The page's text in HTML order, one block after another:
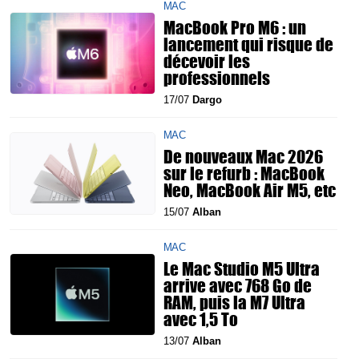
MAC
MacBook Pro M6 : un
lancement qui risque de
décevoir les
professionnels
17/07 Dargo
MAC
De nouveaux Mac 2026
sur le refurb : MacBook
Neo, MacBook Air M5, etc
15/07 Alban
MAC
Le Mac Studio M5 Ultra
arrive avec 768 Go de
RAM, puis la M7 Ultra
avec 1,5 To
13/07 Alban